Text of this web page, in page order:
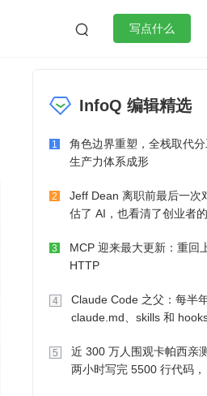
 写点什么
微服务架构 flutter
InfoQ 编辑精选
1
角色边界重塑，全栈取代
生产力体系成形
2
Jeff Dean 离职前最后一次
估了 AI，也看清了创业者
3
MCP 迎来最大更新：重回
HTTP
4
Claude Code 之父：每半
claude.md、skills 和 hooks
5
近 300 万人围观卡帕西亲
两小时写完 5500 行代码，